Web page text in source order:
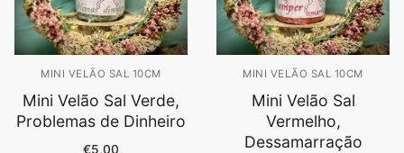
MINI VELÃO SAL 10CM
Mini Velão Sal Verde,
Problemas de Dinheiro
€5,00
MINI VELÃO SAL 10CM
Mini Velão Sal
Vermelho,
Dessamarração